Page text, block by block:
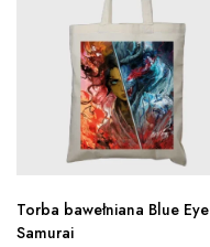
Torba bawełniana Blue Eye
Samurai